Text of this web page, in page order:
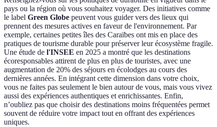
pays ou la région où vous souhaitez voyager. Des initiatives comme
le label Green Globe peuvent vous guider vers des lieux qui
prennent des mesures actives en faveur de l'environnement. Par
exemple, certaines petites îles des Caraïbes ont mis en place des
pratiques de tourisme durable pour préserver leur écosystème fragile.
Une étude de l'INSEE en 2025 a montré que les destinations
écoresponsables attirent de plus en plus de touristes, avec une
augmentation de 20% des séjours en écolodges au cours des
dernières années. En intégrant cette dimension dans votre choix,
vous ne faites pas seulement le bien autour de vous, mais vous vivez
aussi des expériences authentiques et enrichissantes. Enfin,
n’oubliez pas que choisir des destinations moins fréquentées permet
souvent de réduire votre impact tout en offrant des expériences
uniques.